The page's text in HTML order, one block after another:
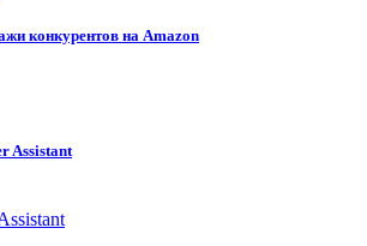
конкурентов на Amazon
Assistant